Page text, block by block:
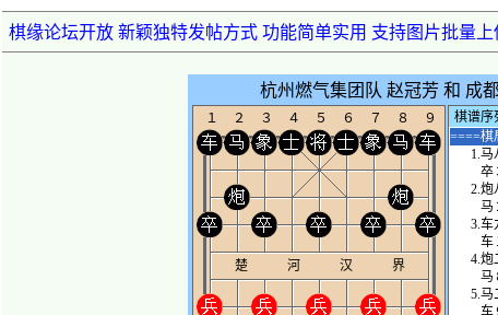
棋缘论坛开放 新颖独特发帖方式 功能简单实用 支持图片批量